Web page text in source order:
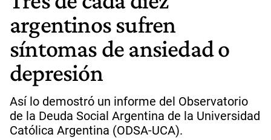
argentinos sufren
síntomas de ansiedad o
depresión
Así lo demostró un informe del Observatorio
de la Deuda Social Argentina de la Universidad
Católica Argentina (ODSA-UCA).